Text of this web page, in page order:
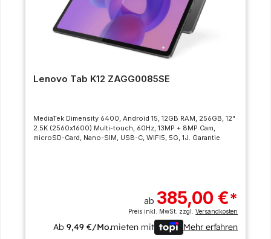
Lenovo Tab K12 ZAGG0085SE
MediaTek Dimensity 6400, Android 15, 12GB RAM, 256GB, 12"
2.5K (2560x1600) Multi-touch, 60Hz, 13MP + 8MP Cam,
microSD-Card, Nano-SIM, USB-C, WIFI5, 5G, 1J. Garantie
ab 385,00 €*
Preis inkl. MwSt. zzgl.Versandkosten
Ab9,49 €/Mo.mieten mit Mehr erfahren